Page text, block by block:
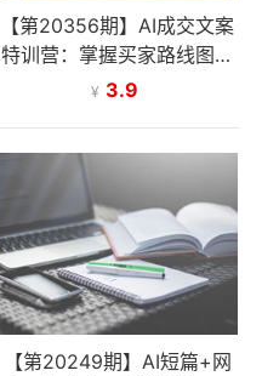
【第20356期】AI成交文案
特训营：掌握买家路线图，
用AI写出高转化成交文案
¥ 3.9
【第20249期】AI短篇+网